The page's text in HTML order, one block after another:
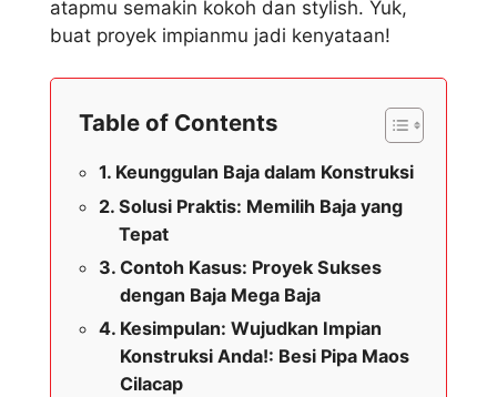
atapmu semakin kokoh dan stylish. Yuk,
buat proyek impianmu jadi kenyataan!
Table of Contents
Keunggulan Baja dalam Konstruksi
Solusi Praktis: Memilih Baja yang
Tepat
Contoh Kasus: Proyek Sukses
dengan Baja Mega Baja
Kesimpulan: Wujudkan Impian
Konstruksi Anda!: Besi Pipa Maos
Cilacap